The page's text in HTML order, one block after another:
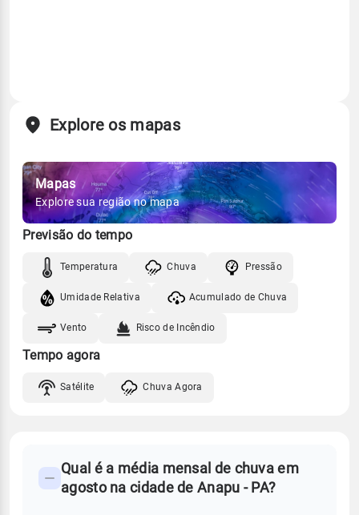
Explore os mapas
Mapas
Explore sua região no mapa
Previsão do tempo
Temperatura Chuva Pressão
Umidade Relativa Acumulado de Chuva
Vento Risco de Incêndio
Tempo agora
Satélite Chuva Agora
Perguntas
Qual é a média mensal de chuva em
agosto na cidade de Anapu - PA?